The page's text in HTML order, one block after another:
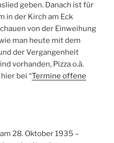
geben. Danach ist für
in der Kirch am Eck
von der Einweihung
man heute mit dem
der Vergangenheit
vorhanden, Pizza o.ä.
bei “Termine offene
28. Oktober 1935 –